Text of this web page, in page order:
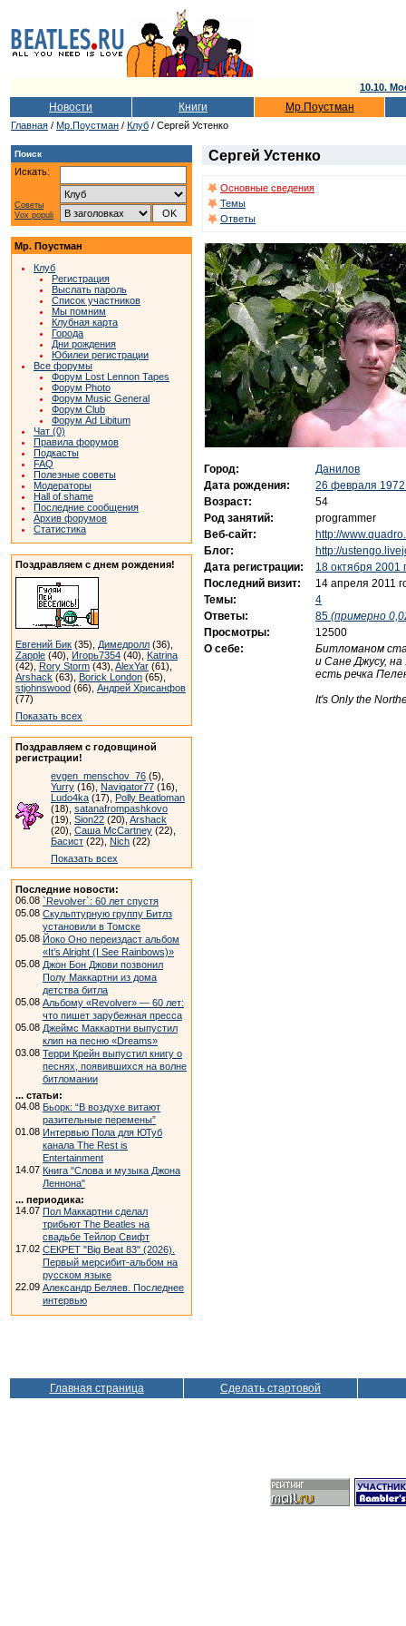
10.10.
Новости Книги Мр.Поустман
Главная / Мр.Поустман / Клуб / Сергей Устенко
Поиск
Искать:
Советы
Vox populi
Мр. Поустман
Клуб
Регистрация
Выслать пароль
Список участников
Мы помним
Клубная карта
Города
Дни рождения
Юбилеи регистрации
Все форумы
Форум Lost Lennon Tapes
Форум Photo
Форум Music General
Форум Club
Форум Ad Libitum
Чат (0)
Правила форумов
Подкасты
FAQ
Полезные советы
Модераторы
Hall of shame
Последние сообщения
Архив форумов
Статистика
Поздравляем с днем рождения!
Евгений Бик (35), Димедролл (36),
Zapple (40), Игорь7354 (40), Katrina
(42), Rory Storm (43), AlexYar (61),
Arshack (63), Borick London (65),
stjohnswood (66), Андрей Хрисанфов
(77)
Показать всех
Поздравляем с годовщиной
регистрации!
evgen_menschov_76 (5),
Yurry (16), Navigator77 (16),
Ludo4ka (17), Polly Beatloman
(18), satanafrompashkovo
(19), Sion22 (20), Arshack
(20), Саша McCartney (22),
Басист (22), Nich (22)
Показать всех
Последние новости:
06.08 `Revolver`: 60 лет спустя
05.08 Скульптурную группу Битлз
установили в Томске
05.08 Йоко Оно переиздаст альбом
«It’s Alright (I See Rainbows)»
05.08 Джон Бон Джови позвонил
Полу Маккартни из дома
детства битла
05.08 Альбому «Revolver» — 60 лет:
что пишет зарубежная пресса
05.08 Джеймс Маккартни выпустил
клип на песню «Dreams»
03.08 Терри Крейн выпустил книгу о
песнях, появившихся на волне
битломании
... статьи:
04.08 Бьорк: “В воздухе витают
разительные перемены”
01.08 Интервью Пола для ЮТуб
канала The Rest is
Entertainment
14.07 Книга "Слова и музыка Джона
Леннона"
... периодика:
14.07 Пол Маккартни сделал
трибьют The Beatles на
свадьбе Тейлор Свифт
17.02 СЕКРЕТ "Big Beat 83" (2026).
Первый мерсибит-альбом на
русском языке
22.09 Александр Беляев. Последнее
интервью
Сергей Устенко
Основные сведения
Темы
Ответы
Город:
Данилов
Дата рождения:
26 февраля 1972
Возраст:
54
Род занятий:
programmer
Веб-сайт:
http://
Блог:
http://
Дата регистрации:
18 октября 2001
Последний визит:
14 апреля 2011
Темы:
4
Ответы:
85 (примерно
Просмотры:
12500
О себе:
Битломаном
и Сане Джусу,
есть речка
It's Only the
Главная страница Сделать стартовой